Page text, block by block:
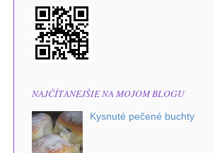
NAJČÍTANEJŠIE NA MOJOM BLOGU
Kysnuté pečené buchty